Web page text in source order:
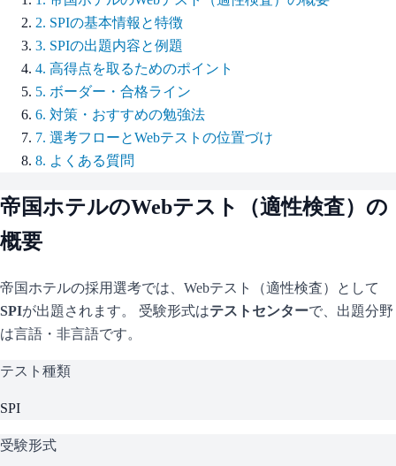
2. SPIの基本情報と特徴
3. SPIの出題内容と例題
4. 高得点を取るためのポイント
5. ボーダー・合格ライン
6. 対策・おすすめの勉強法
7. 選考フローとWebテストの位置づけ
8. よくある質問
帝国ホテルのWebテスト（適性検査）の
概要
帝国ホテルの採用選考では、Webテスト（適性検査）として
SPIが出題されます。 受験形式はテストセンターで、 出題分野
は言語・非言語です。
テスト種類
SPI
受験形式